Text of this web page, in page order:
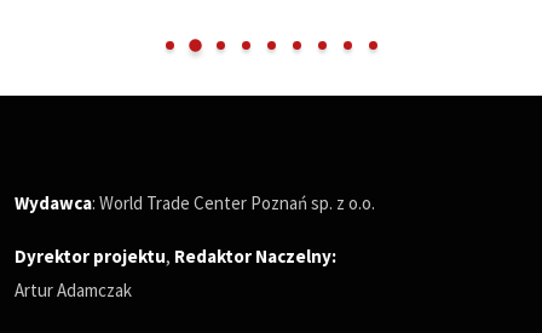
Wydawca: World Trade Center Poznań sp. z o.o.
Dyrektor projektu, Redaktor Naczelny:
Artur Adamczak